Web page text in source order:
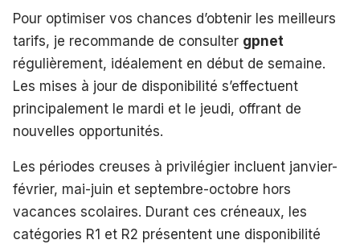
Pour optimiser vos chances d’obtenir les meilleurs
tarifs, je recommande de consulter gpnet
régulièrement, idéalement en début de semaine.
Les mises à jour de disponibilité s’effectuent
principalement le mardi et le jeudi, offrant de
nouvelles opportunités.
Les périodes creuses à privilégier incluent janvier-
février, mai-juin et septembre-octobre hors
vacances scolaires. Durant ces créneaux, les
catégories R1 et R2 présentent une disponibilité